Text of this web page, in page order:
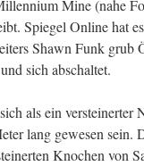
Mine (nahe
Spiegel Online hat
Shawn Funk grub
sich abschaltet.
als ein
lang gewesen sein.
Knochen von